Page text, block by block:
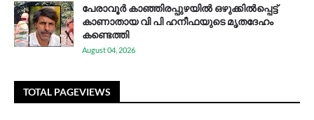
പേരാവൂർ കാഞ്ഞിരപ്പുഴയിൽ ഒഴുക്കിൽപ്പെട്ട്
കാണാതായ വി പി ഹനീഫയുടെ മൃതദേഹം
കണ്ടെത്തി
August 04, 2026
TOTAL PAGEVIEWS